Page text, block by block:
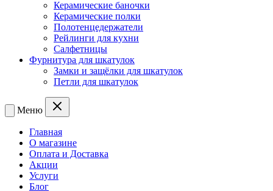
Керамические баночки
Керамические полки
Полотенцедержатели
Рейлинги для кухни
Салфетницы
Фурнитура для шкатулок
Замки и защёлки для шкатулок
Петли для шкатулок
Меню
Главная
О магазине
Оплата и Доставка
Акции
Услуги
Блог